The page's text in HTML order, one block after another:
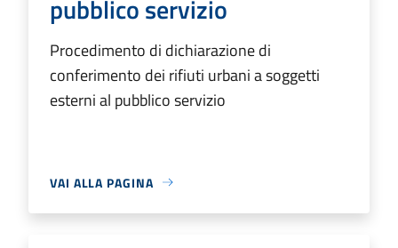
pubblico servizio
Procedimento di dichiarazione di
conferimento dei rifiuti urbani a soggetti
esterni al pubblico servizio
VAI ALLA PAGINA